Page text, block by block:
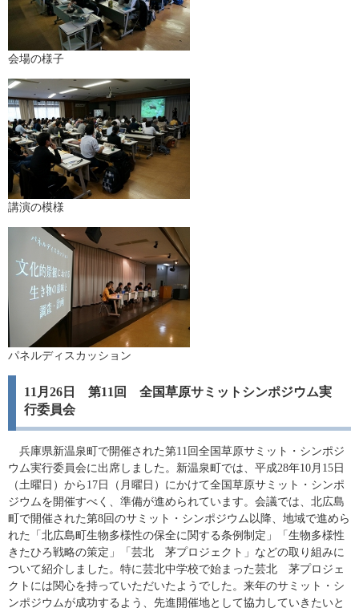
会場の様子
講演の模様
パネルディスカッション
11月26日 第11回 全国草原サミットシンポジウム実
行委員会
兵庫県新温泉町で開催された第11回全国草原サミット・シンポジ
ウム実行委員会に出席しました。新温泉町では、平成28年10月15日
（土曜日）から17日（月曜日）にかけて全国草原サミット・シンポ
ジウムを開催すべく、準備が進められています。会議では、北広島
町で開催された第8回のサミット・シンポジウム以降、地域で進めら
れた「北広島町生物多様性の保全に関する条例制定」「生物多様性
きたひろ戦略の策定」「芸北 茅プロジェクト」などの取り組みに
ついて紹介しました。特に芸北中学校で始まった芸北 茅プロジェ
クトには関心を持っていただいたようでした。来年のサミット・シ
ンポジウムが成功するよう、先進開催地として協力していきたいと